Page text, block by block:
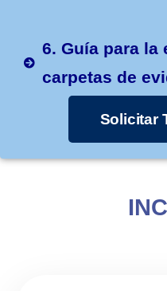
6. Guía para la
carpetas de
Solicitar